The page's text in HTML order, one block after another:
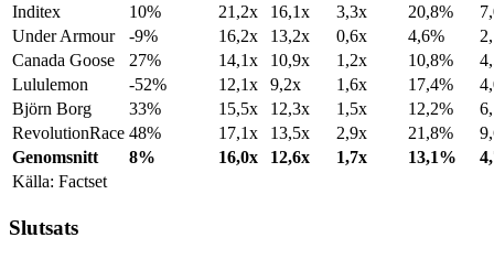
Inditex
10% 21,2x 16,1x 3,3x 20,8%
Under Armour
-9% 16,2x 13,2x 0,6x 4,6%
Canada Goose
27% 14,1x 10,9x 1,2x 10,8%
Lululemon
-52% 12,1x 9,2x 1,6x 17,4%
Björn Borg
33% 15,5x 12,3x 1,5x 12,2%
RevolutionRace 48% 17,1x 13,5x 2,9x 21,8%
Genomsnitt
8% 16,0x 12,6x 1,7x 13,1%
Källa: Factset
Slutsats